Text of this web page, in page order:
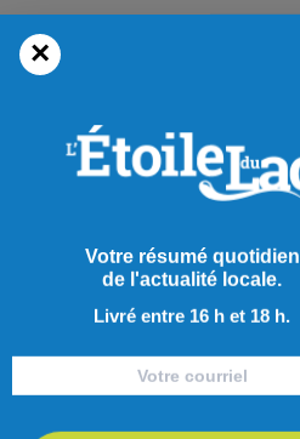
VOUS
×
Votre résumé quotidien
de l'actualité locale.
Livré entre 16 h et 18 h.